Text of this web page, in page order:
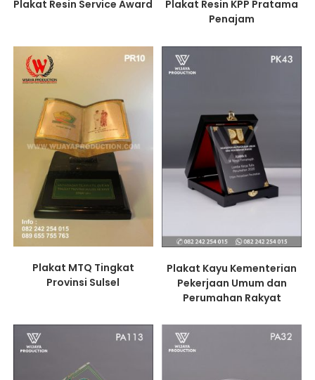
Plakat Resin Service Award
Plakat Resin KPP Pratama
Penajam
Plakat MTQ Tingkat
Provinsi Sulsel
Plakat Kayu Kementerian
Pekerjaan Umum dan
Perumahan Rakyat